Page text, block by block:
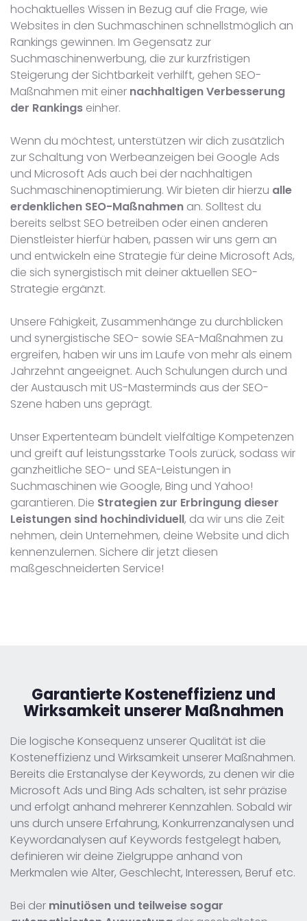
hochaktuelles Wissen in Bezug auf die Frage, wie
Websites in den Suchmaschinen schnellstmöglich an
Rankings gewinnen. Im Gegensatz zur
Suchmaschinenwerbung, die zur kurzfristigen
Steigerung der Sichtbarkeit verhilft, gehen SEO-
Maßnahmen mit einer nachhaltigen Verbesserung
der Rankings einher.
Wenn du möchtest, unterstützen wir dich zusätzlich
zur Schaltung von Werbeanzeigen bei Google Ads
und Microsoft Ads auch bei der nachhaltigen
Suchmaschinenoptimierung. Wir bieten dir hierzu alle
erdenklichen SEO-Maßnahmen an. Solltest du
bereits selbst SEO betreiben oder einen anderen
Dienstleister hierfür haben, passen wir uns gern an
und entwickeln eine Strategie für deine Microsoft Ads,
die sich synergistisch mit deiner aktuellen SEO-
Strategie ergänzt.
Unsere Fähigkeit, Zusammenhänge zu durchblicken
und synergistische SEO- sowie SEA-Maßnahmen zu
ergreifen, haben wir uns im Laufe von mehr als einem
Jahrzehnt angeeignet. Auch Schulungen durch und
der Austausch mit US-Masterminds aus der SEO-
Szene haben uns geprägt.
Unser Expertenteam bündelt vielfältige Kompetenzen
und greift auf leistungsstarke Tools zurück, sodass wir
ganzheitliche SEO- und SEA-Leistungen in
Suchmaschinen wie Google, Bing und Yahoo!
garantieren. Die Strategien zur Erbringung dieser
Leistungen sind hochindividuell, da wir uns die Zeit
nehmen, dein Unternehmen, deine Website und dich
kennenzulernen. Sichere dir jetzt diesen
maßgeschneiderten Service!
GarantierteKosteneffizienz und
Wirksamkeit unserer Maßnahmen
Die logische Konsequenz unserer Qualität ist die
Kosteneffizienz und Wirksamkeit unserer Maßnahmen.
Bereits die Erstanalyse der Keywords, zu denen wir die
Microsoft Ads und Bing Ads schalten, ist sehr präzise
und erfolgt anhand mehrerer Kennzahlen. Sobald wir
uns durch unsere Erfahrung, Konkurrenzanalysen und
Keywordanalysen auf Keywords festgelegt haben,
definieren wir deine Zielgruppe anhand von
Merkmalen wie Alter, Geschlecht, Interessen, Beruf etc.
Bei der minutiösen und teilweise sogar